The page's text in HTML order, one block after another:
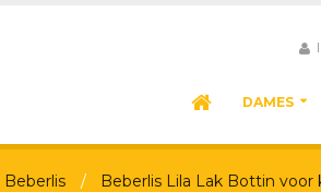
DAMES
Beberlis Beberlis Lila Lak Bottin voor